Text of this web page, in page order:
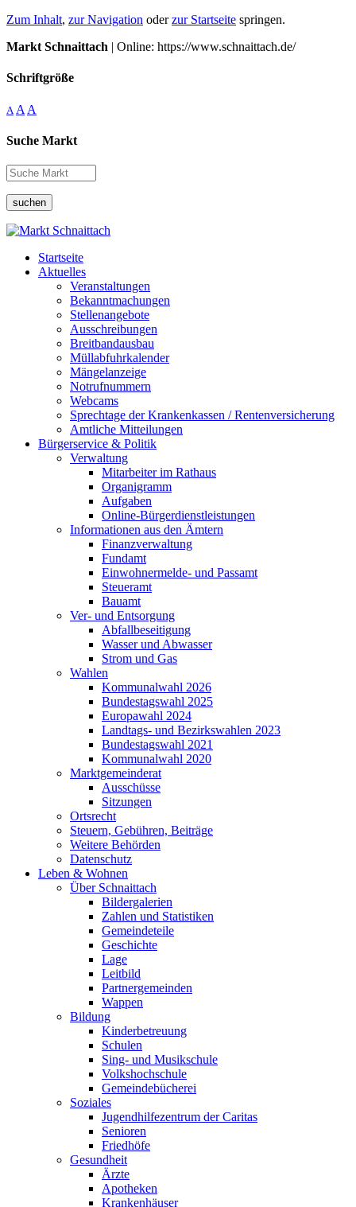
Zum Inhalt, zur Navigation oderzur Startseite springen.
Markt Schnaittach | Online: https://www.schnaittach.de/
Schriftgröße
A A A
Suche Markt
suchen
Startseite
Aktuelles
Veranstaltungen
Bekanntmachungen
Stellenangebote
Ausschreibungen
Breitbandausbau
Müllabfuhrkalender
Mängelanzeige
Notrufnummern
Webcams
Sprechtage der Krankenkassen / Rentenversicherung
Amtliche Mitteilungen
Bürgerservice & Politik
Verwaltung
Mitarbeiter im Rathaus
Organigramm
Aufgaben
Online-Bürgerdienstleistungen
Informationen aus den Ämtern
Finanzverwaltung
Fundamt
Einwohnermelde- und Passamt
Steueramt
Bauamt
Ver- und Entsorgung
Abfallbeseitigung
Wasser und Abwasser
Strom und Gas
Wahlen
Kommunalwahl 2026
Bundestagswahl 2025
Europawahl 2024
Landtags- und Bezirkswahlen 2023
Bundestagswahl 2021
Kommunalwahl 2020
Marktgemeinderat
Ausschüsse
Sitzungen
Ortsrecht
Steuern, Gebühren, Beiträge
Weitere Behörden
Datenschutz
Leben & Wohnen
Über Schnaittach
Bildergalerien
Zahlen und Statistiken
Gemeindeteile
Geschichte
Lage
Leitbild
Partnergemeinden
Wappen
Bildung
Kinderbetreuung
Schulen
Sing- und Musikschule
Volkshochschule
Gemeindebücherei
Soziales
Jugendhilfezentrum der Caritas
Senioren
Friedhöfe
Gesundheit
Ärzte
Apotheken
Krankenhäuser